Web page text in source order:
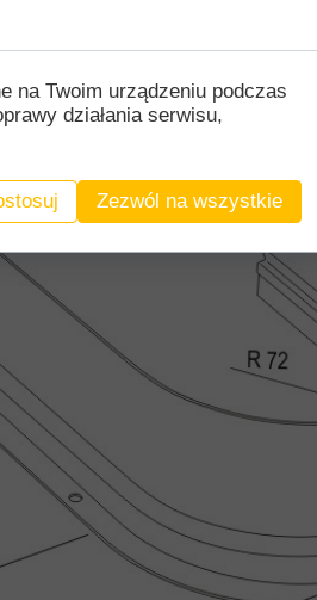
na Twoim urządzeniu podczas
działania serwisu,
Zezwól na wszystkie